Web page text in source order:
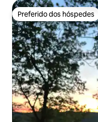
Preferido dos hóspedes
Preferido dos hóspedes